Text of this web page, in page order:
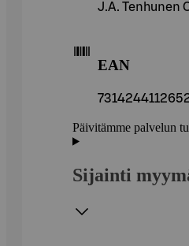
J.A. Tenhunen
EAN
Päivitämme palvelun
Sijainti